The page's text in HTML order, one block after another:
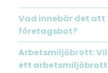
Vad innebär det att
företagsbot?
Arbetsmiljöbrott:
ett